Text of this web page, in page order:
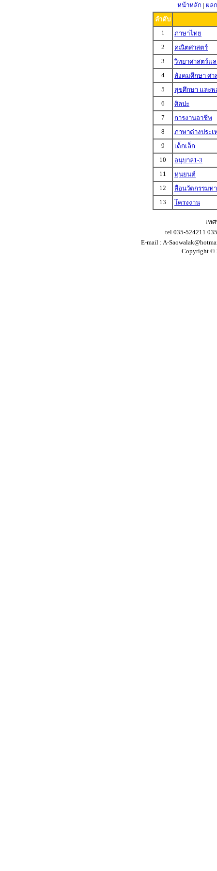
หน้าหลัก | ผล
ลำดับ
1
ภาษาไทย
2
คณิตศาสตร์
3
วิทยาศาสตร์แ
4
สังคมศึกษา ศ
5
สุขศึกษา และพ
6
ศิลปะ
7
การงานอาชีพ
8
ภาษาต่างประเ
9
เด็กเล็ก
10
อนุบาล1-3
11
หุ่นยนต์
12
สื่อนวัตกรรมท
13
โครงงาน
เท
tel 035-524211
E-mail : A-
Copyright ©